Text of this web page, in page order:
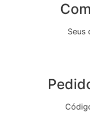
Seus